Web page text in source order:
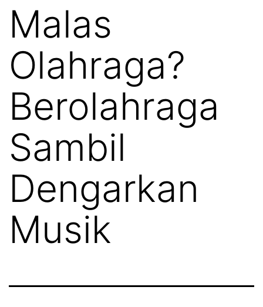
Malas
Olahraga?
Berolahraga
Sambil
Dengarkan
Musik